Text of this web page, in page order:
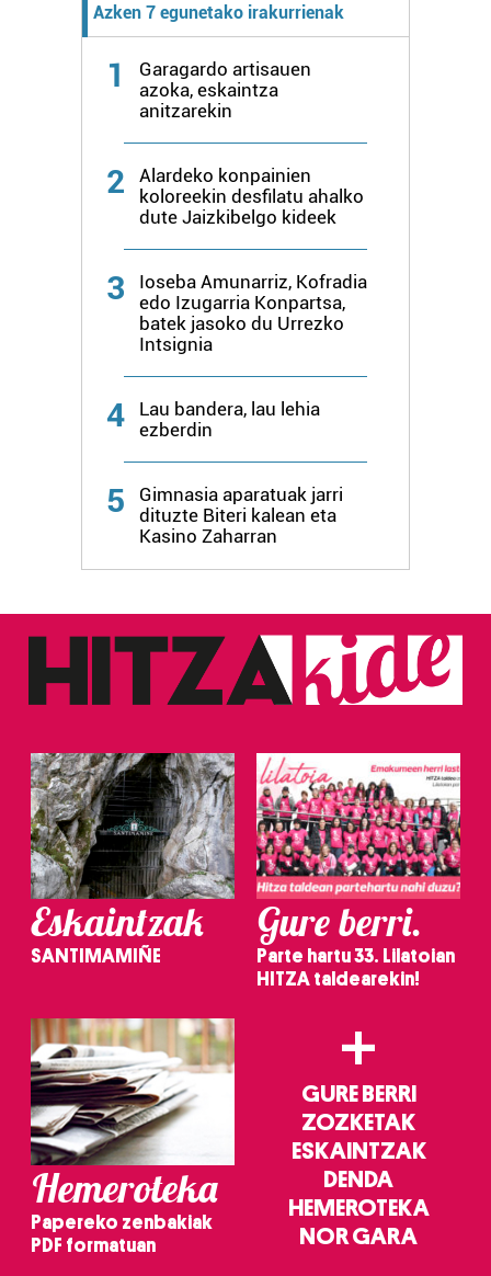
Azken 7 egunetako irakurrienak
1
Garagardo artisauen
azoka, eskaintza
anitzarekin
2
Alardeko konpainien
koloreekin desfilatu ahalko
dute Jaizkibelgo kideek
3
Ioseba Amunarriz, Kofradia
edo Izugarria Konpartsa,
batek jasoko du Urrezko
Intsignia
4
Lau bandera, lau lehia
ezberdin
5
Gimnasia aparatuak jarri
dituzte Biteri kalean eta
Kasino Zaharran
Eskaintzak
SANTIMAMIÑE
Gure berri.
Parte hartu 33. Lilatoian
HITZA taldearekin!
Hemeroteka
Papereko zenbakiak
PDF formatuan
+
GURE BERRI
ZOZKETAK
ESKAINTZAK
DENDA
HEMEROTEKA
NOR GARA